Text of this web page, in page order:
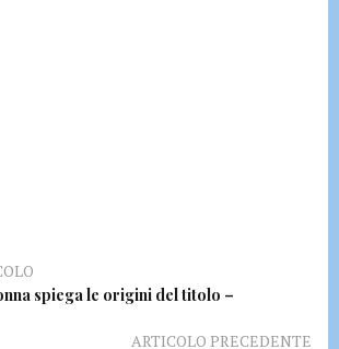
spiega le origini del titolo –
ARTICOLO PRECEDENTE